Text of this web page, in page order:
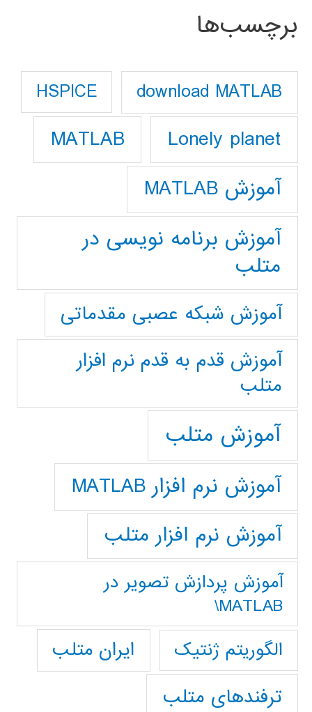
برچسب‌ها
download MATLAB
HSPICE
Lonely planet
MATLAB
آموزش MATLAB
آموزش برنامه نویسی در
متلب
آموزش شبکه عصبی مقدماتی
آموزش قدم به قدم نرم افزار
متلب
آموزش متلب
آموزش نرم افزار MATLAB
آموزش نرم افزار متلب
آموزش پردازش تصوير در
MATLAB\
الگوریتم ژنتیک
ایران متلب
ترفندهای متلب